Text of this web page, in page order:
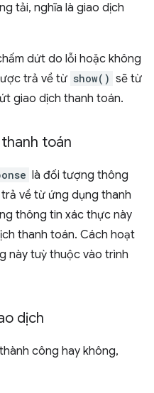
tải, nghĩa là giao dịch
dứt do lỗi hoặc không
trả về từ show() sẽ từ
giao dịch thanh toán.
toán
là đối tượng thông
về từ ứng dụng thanh
thông tin xác thực này
thanh toán. Cách hoạt
này tuỳ thuộc vào trình
dịch
công hay không,